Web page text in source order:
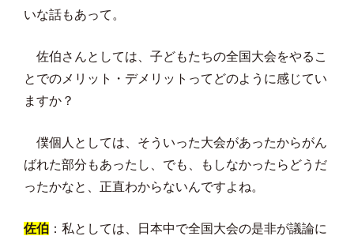
いな話もあって。
佐伯さんとしては、子どもたちの全国大会をやるこ
とでのメリット・デメリットってどのように感じてい
ますか？
僕個人としては、そういった大会があったからがん
ばれた部分もあったし、でも、もしなかったらどうだ
ったかなと、正直わからないんですよね。
佐伯 ：私としては、日本中で全国大会の是非が議論に